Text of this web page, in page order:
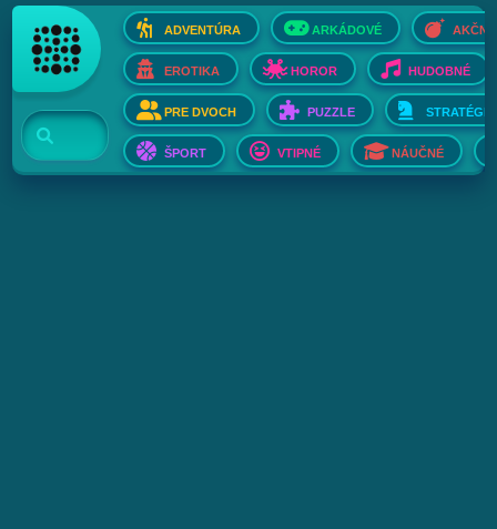
ADVENTÚRA ARKÁDOVÉ AKČNÉ
EROTIKA HOROR HUDOBNÉ
PRE DVOCH PUZZLE STRATÉGIE
ŠPORT VTIPNÉ NÁUČNÉ